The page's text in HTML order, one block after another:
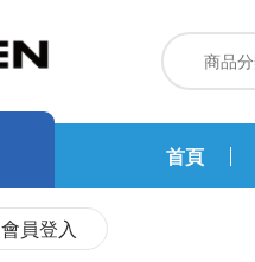
首頁
會員登入